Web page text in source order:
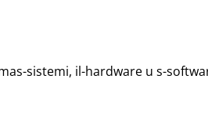
sistemi, il-hardware u s-